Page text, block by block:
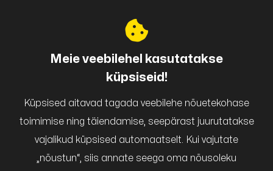
Meie veebilehel kasutatakse
küpsiseid!
Küpsised aitavad tagada veebilehe nõuetekohase
toimimise ning täiendamise, seepärast juurutatakse
vajalikud küpsised automaatselt. Kui vajutate
„nõustun“, siis annate seega oma nõusoleku